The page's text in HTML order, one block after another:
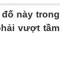
này trong
vượt tầm